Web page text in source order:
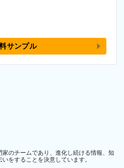
サンプル
のチームであり、進化し続ける情報、知
をすることを決意しています。